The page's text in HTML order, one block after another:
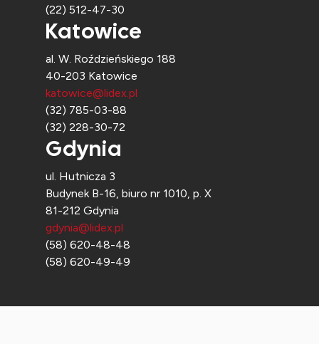
(22) 512-47-30
Katowice
al. W. Roździeńskiego 188
40-203 Katowice
katowice@lidex.pl
(32) 785-03-88
(32) 228-30-72
Gdynia
ul. Hutnicza 3
Budynek B-16, biuro nr 1010, p. X
81-212 Gdynia
gdynia@lidex.pl
(58) 620-48-48
(58) 620-49-49